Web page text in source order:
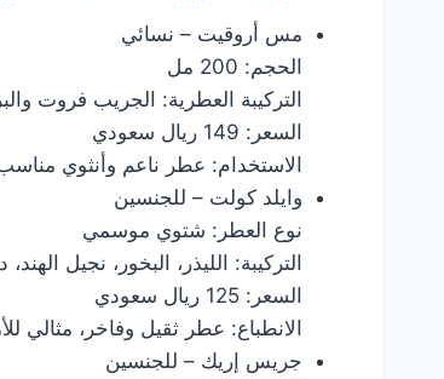
مس أروقيت – نسائي
الحجم: 200 مل
التركيبة العطرية: الجريب فروت
السعر: 149 ريال سعودي
الاستخدام: عطر ناعم وأنثوي
وايلد كولت – للجنسين
نوع العطر: شتوي موسمي
التركيبة: الليذر، البخور، نجيل الهند،
السعر: 125 ريال سعودي
الانطباع: عطر ثقيل وفاخر، مثالي
جريس إريك – للجنسين